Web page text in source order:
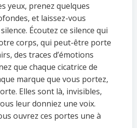
yeux, prenez quelques
et laissez-vous
Écoutez ce silence qui
corps, qui peut-être porte
des traces d’émotions
que chaque cicatrice de
marque que vous portez,
Elles sont là, invisibles,
leur donniez une voix.
ouvrez ces portes une à